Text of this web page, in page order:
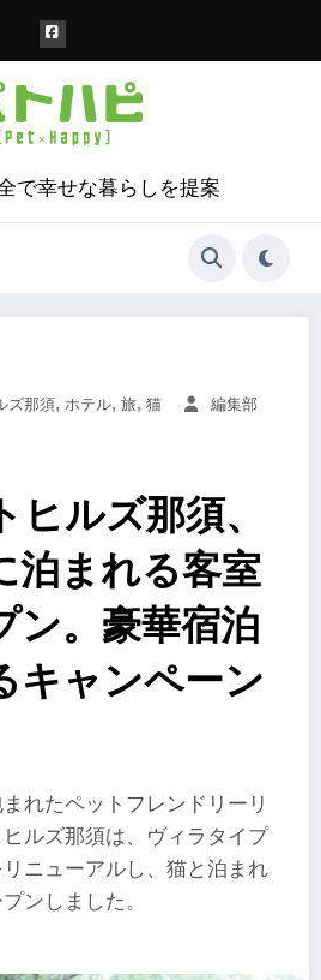
で幸せな暮らしを提案
ズ那須, ホテル, 旅, 猫 編集部
ヒルズ那須、
泊まれる客室
ン。豪華宿泊
キャンペーン
れたペットフレンドリーリ
ルズ那須は、ヴィラタイプ
ニューアルし、猫と泊まれ
ンしました。